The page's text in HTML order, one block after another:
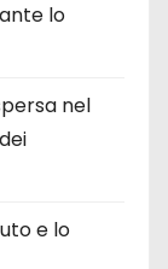
lo
nel
e lo